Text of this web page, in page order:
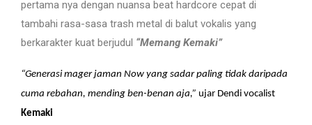
pertama nya dengan nuansa beat hardcore cepat di
tambahi rasa-sasa trash metal di balut vokalis yang
berkarakter kuat berjudul “Memang Kemaki”
“Generasi mager jaman Now yang sadar paling tidak daripada
cuma rebahan, mending ben-benan aja,” ujar Dendi vocalist
Kemaki